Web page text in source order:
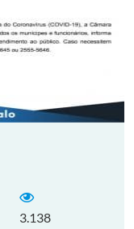
3.138